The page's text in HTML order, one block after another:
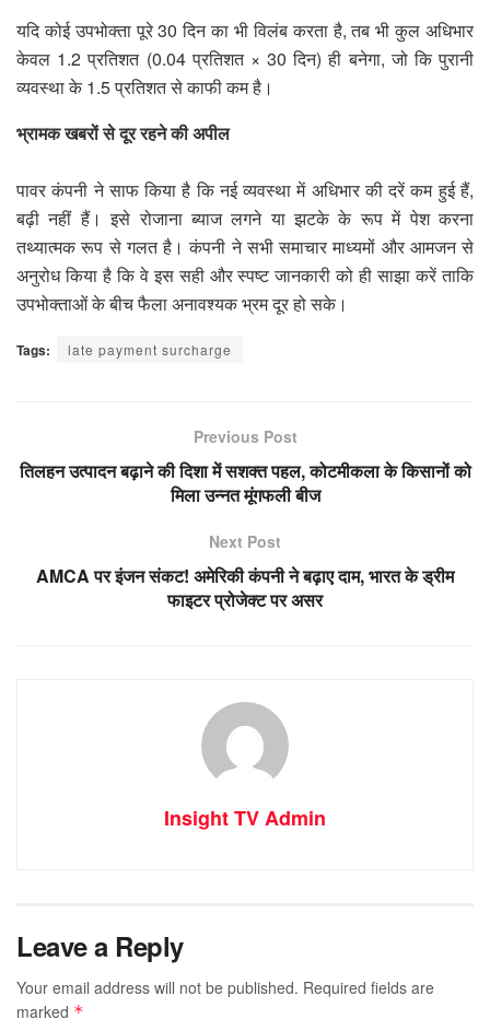
यदि कोई उपभोक्ता पूरे 30 दिन का भी विलंब करता है, तब भी कुल अधिभार
केवल 1.2 प्रतिशत (0.04 प्रतिशत × 30 दिन) ही बनेगा, जो कि पुरानी
व्यवस्था के 1.5 प्रतिशत से काफी कम है।
भ्रामक खबरों से दूर रहने की अपील
पावर कंपनी ने साफ किया है कि नई व्यवस्था में अधिभार की दरें कम हुई हैं,
बढ़ी नहीं हैं। इसे रोजाना ब्याज लगने या झटके के रूप में पेश करना
तथ्यात्मक रूप से गलत है। कंपनी ने सभी समाचार माध्यमों और आमजन से
अनुरोध किया है कि वे इस सही और स्पष्ट जानकारी को ही साझा करें ताकि
उपभोक्ताओं के बीच फैला अनावश्यक भ्रम दूर हो सके।
Tags: late payment surcharge
Previous Post
तिलहन उत्पादन बढ़ाने की दिशा में सशक्त पहल, कोटमीकला के किसानों को
मिला उन्नत मूंगफली बीज
Next Post
AMCA पर इंजन संकट! अमेरिकी कंपनी ने बढ़ाए दाम, भारत के ड्रीम
फाइटर प्रोजेक्ट पर असर
Insight TV Admin
Leave a Reply
Your email address will not be published. Required fields are
marked *